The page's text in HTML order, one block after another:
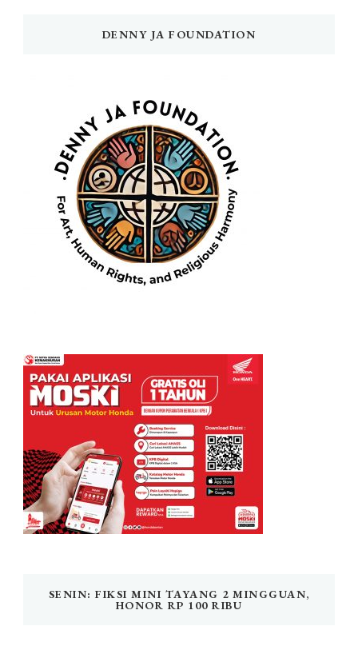
DENNY JA FOUNDATION
SENIN: FIKSI MINI TAYANG 2 MINGGUAN,
HONOR RP 100 RIBU